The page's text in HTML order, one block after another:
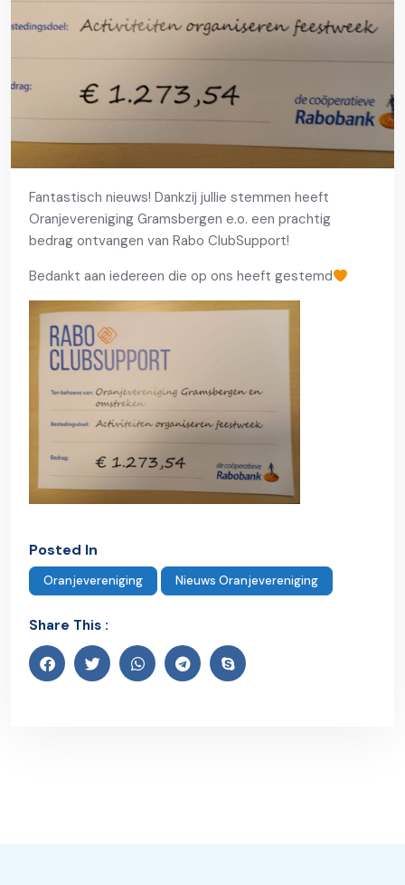
Fantastisch nieuws! Dankzij jullie stemmen heeft
Oranjevereniging Gramsbergen e.o. een prachtig
bedrag ontvangen van Rabo ClubSupport!
Bedankt aan iedereen die op ons heeft gestemd
Posted In
Oranjevereniging Nieuws Oranjevereniging
Share This :